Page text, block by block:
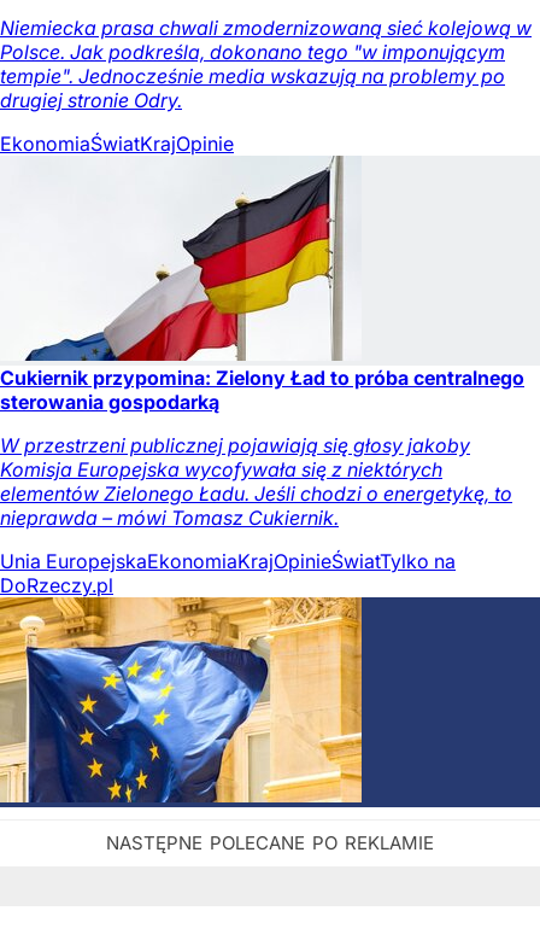
Niemiecka prasa chwali zmodernizowaną sieć kolejową w
Polsce. Jak podkreśla, dokonano tego "w imponującym
tempie". Jednocześnie media wskazują na problemy po
drugiej stronie Odry.
EkonomiaŚwiatKrajOpinie
Cukiernik przypomina: Zielony Ład to próba centralnego
sterowania gospodarką
W przestrzeni publicznej pojawiają się głosy jakoby
Komisja Europejska wycofywała się z niektórych
elementów Zielonego Ładu. Jeśli chodzi o energetykę, to
nieprawda – mówi Tomasz Cukiernik.
Unia EuropejskaEkonomiaKrajOpinieŚwiatTylko na
DoRzeczy.pl